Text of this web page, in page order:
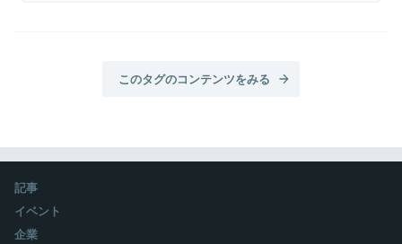
このタグのコンテンツをみる
記事
イベント
企業